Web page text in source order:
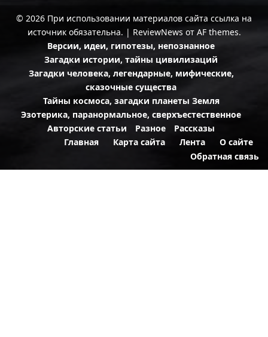
© 2026 При использовании материалов сайта ссылка на
источник обязательна. | ReviewNews от AF themes.
Версии, идеи, гипотезы, непознанное
Загадки истории, тайны цивилизаций
Загадки человека, легендарные, мифические,
сказочные существа
Тайны космоса, загадки планеты Земля
Эзотерика, паранормальное, сверхъестественное
Авторские статьи
Разное
Рассказы
Главная
Карта сайта Лента
О сайте
Обратная связь